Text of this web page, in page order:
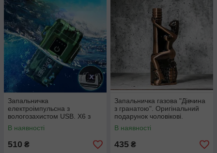
Запальничка
електроімпульсна з
вологозахистом USB. Х6 з
ліхтариком
В наявності
510 ₴
Запальничка газова "Дівчина
з гранатою". Оригінальний
подарунок чоловікові.
В наявності
435 ₴